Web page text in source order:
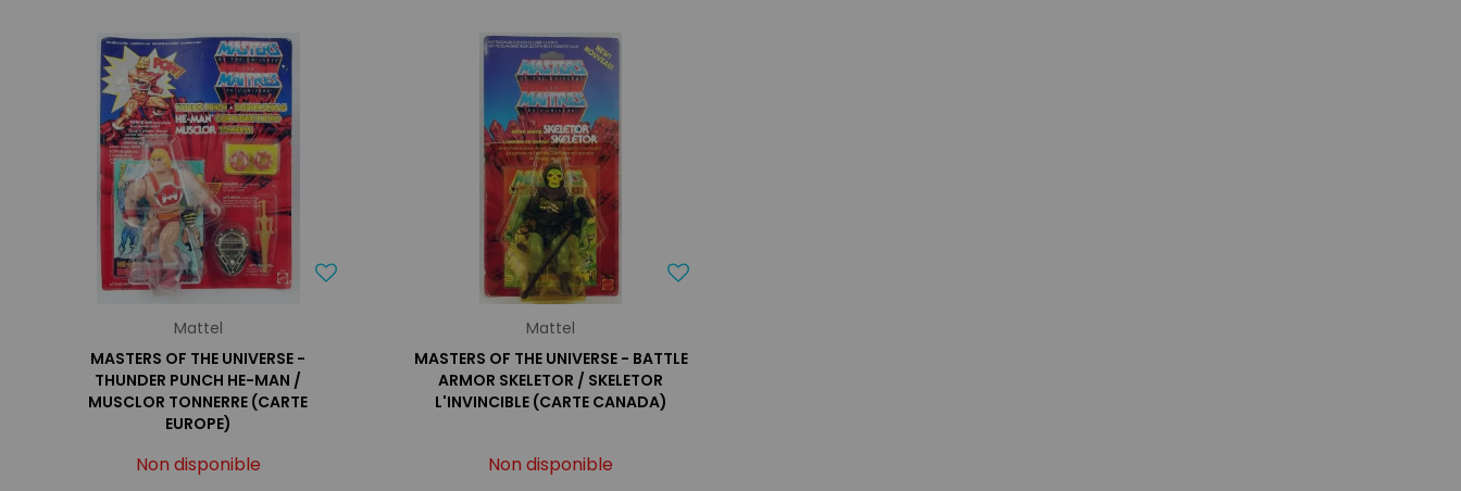
Mattel
MASTERS OF THE UNIVERSE -
THUNDER PUNCH HE-MAN /
MUSCLOR TONNERRE (CARTE
EUROPE)
Non disponible
Mattel
MASTERS OF THE UNIVERSE - BATTLE
ARMOR SKELETOR / SKELETOR
L'INVINCIBLE (CARTE CANADA)
Non disponible